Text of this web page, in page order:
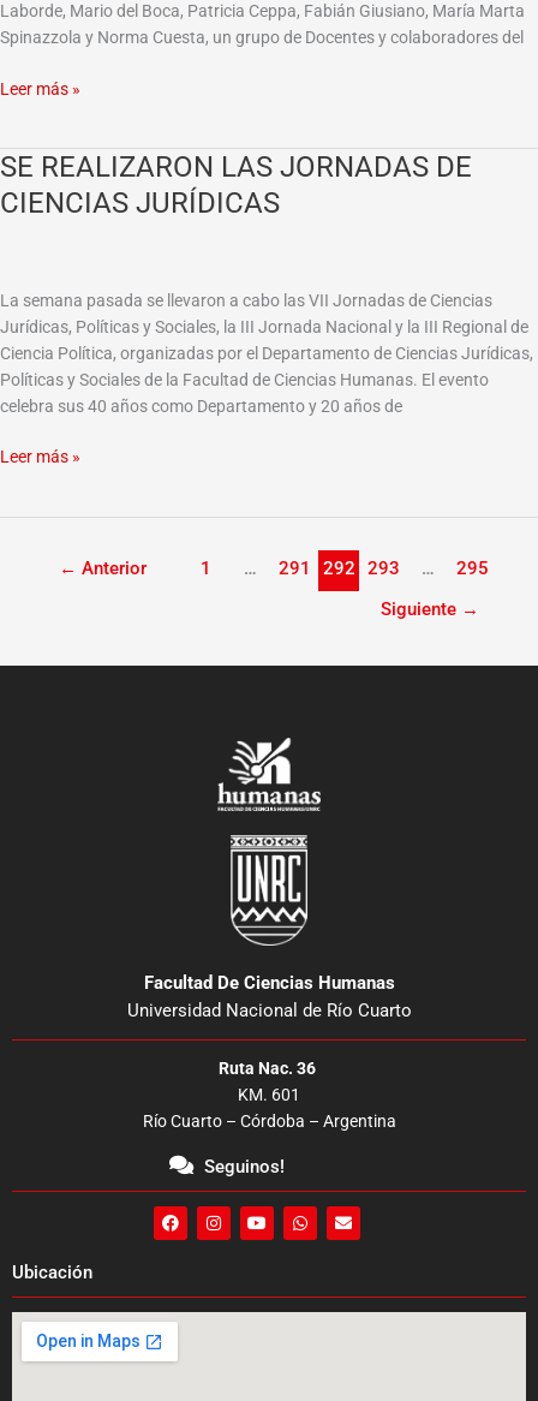
Laborde, Mario del Boca, Patricia Ceppa, Fabián Giusiano, María Marta
Spinazzola y Norma Cuesta, un grupo de Docentes y colaboradores del
Leer más »
SE REALIZARON LAS JORNADAS DE
CIENCIAS JURÍDICAS
La semana pasada se llevaron a cabo las VII Jornadas de Ciencias
Jurídicas, Políticas y Sociales, la III Jornada Nacional y la III Regional de
Ciencia Política, organizadas por el Departamento de Ciencias Jurídicas,
Políticas y Sociales de la Facultad de Ciencias Humanas. El evento
celebra sus 40 años como Departamento y 20 años de
SE
LAS
CIENCIAS
JURÍDICAS
Leer más »
← Anterior 1 … 291 292 293 …
295
Siguiente →
Ubicación
Facultad De Ciencias Humanas
Universidad Nacional de Río Cuarto
Ruta Nac. 36
KM. 601
Río Cuarto – Córdoba – Argentina
Seguinos!
F
a
o
o
I
n
g
r
Y
o
b
e
W
h
a
p
E
n
o
p